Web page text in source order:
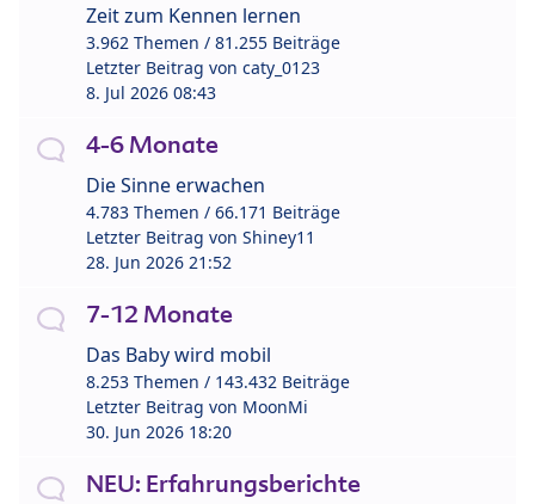
Zeit zum Kennen lernen
3.962 Themen / 81.255 Beiträge
Letzter Beitrag von caty_0123
8. Jul 2026 08:43
4-6 Monate
Die Sinne erwachen
4.783 Themen / 66.171 Beiträge
Letzter Beitrag von Shiney11
28. Jun 2026 21:52
7-12 Monate
Das Baby wird mobil
8.253 Themen / 143.432 Beiträge
Letzter Beitrag von MoonMi
30. Jun 2026 18:20
NEU: Erfahrungsberichte